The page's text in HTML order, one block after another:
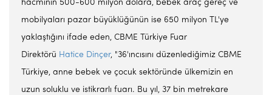
hacminin 500-600 milyon dolara, bebek araç gereç ve
mobilyaları pazar büyüklüğünün ise 650 milyon TL'ye
yaklaştığını ifade eden, CBME Türkiye Fuar
Direktörü Hatice Dinçer, "36'ıncısını düzenlediğimiz CBME
Türkiye, anne bebek ve çocuk sektöründe ülkemizin en
uzun soluklu ve istikrarlı fuarı. Bu yıl, 37 bin metrekare